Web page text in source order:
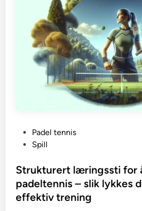
t
e
d
Padel tennis
Spill
Strukturert læringssti for
padeltennis – slik lykkes
effektiv trening